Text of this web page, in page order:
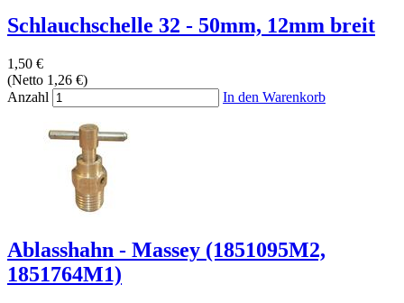
Schlauchschelle 32 - 50mm, 12mm breit
1,50 €
(Netto 1,26 €)
Anzahl
In den Warenkorb
Ablasshahn - Massey (1851095M2,
1851764M1)